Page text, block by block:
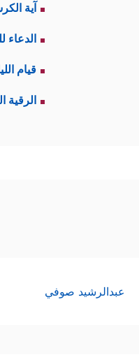
التدرُّج في التشريع.
كان القرآن مصدِّقا
آية
الدعاء
قيام
الرقية
عبدالرشيد صوفي